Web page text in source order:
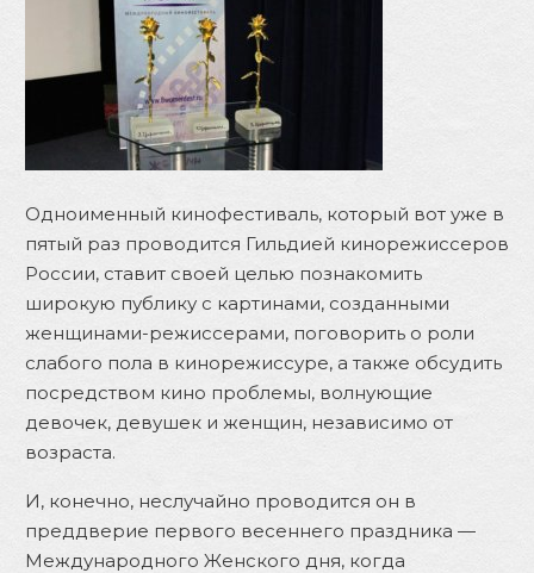
Одноименный кинофестиваль, который вот уже в
пятый раз проводится Гильдией кинорежиссеров
России, ставит своей целью познакомить
широкую публику с картинами, созданными
женщинами-режиссерами, поговорить о роли
слабого пола в кинорежиссуре, а также обсудить
посредством кино проблемы, волнующие
девочек, девушек и женщин, независимо от
возраста.
И, конечно, неслучайно проводится он в
преддверие первого весеннего праздника —
Международного Женского дня, когда